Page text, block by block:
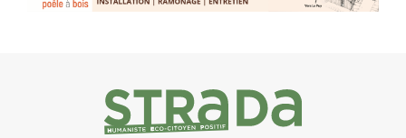
Front,
installation temporaire vous